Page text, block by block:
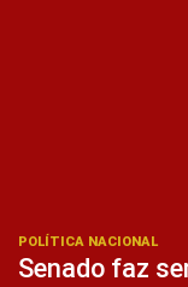
POLÍTICA NACIONAL
Senado faz